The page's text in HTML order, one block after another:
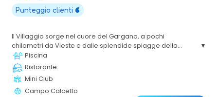
Punteggio clienti 6
Il Villaggio sorge nel cuore del Gargano, a pochi
chilometri da Vieste e dalle splendide spiagge della
costa pugliese. Immerso nella natura e circondato da
uliveti, offre sistemazioni in formula residence con
appartamenti indipendenti, piscina, aree sportive e
animazione estiva. La posizione tranquilla e panoramica
lo rende ideale per una vacanza di relax e libertà.
Piscina
Ristorante
Mini Club
Campo Calcetto